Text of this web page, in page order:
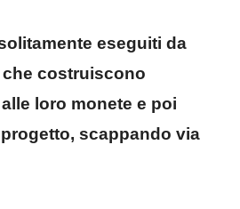
eseguiti da
costruiscono
loro monete e poi
scappando via